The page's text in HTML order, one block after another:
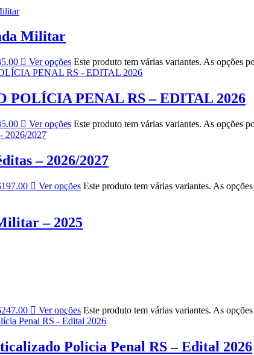
Militar
Ver opções Este produto tem várias variantes. As opções
POLÍCIA PENAL RS – EDITAL 2026
Ver opções Este produto tem várias variantes. As opções
– 2026/2027
Ver opções Este produto tem várias variantes. As
– 2025
Ver opções Este produto tem várias variantes. As
Polícia Penal RS – Edital 2026